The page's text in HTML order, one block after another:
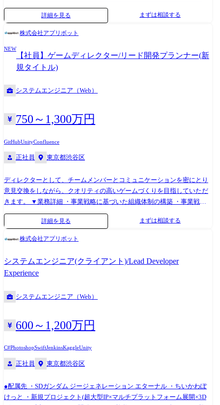
値向上と日立グループの事業拡大への貢献をめざす。
場での通信/モニタリング用のIoTシステム、AIによる自動文字起こし、
社内向けの中古品フリマアプリ、Web会議システム、社内チャットツー
きっかけとなることもあれば、自分で起案することもできます。 ・他部
署からの依頼の場合、チーム内で案件オークションを実施し担当者を決
めます。 ※社内通貨「Will」を活用 ●使用技術の例
Pi/Arduino/Transformer …など ※開発の際のプログラミング言語は担当者
レで開発しています。
詳細を見る まずは相談する
株式会社アプリボット
NEW
【社員】ゲームディレクター/リード開発プランナー(新
規タイトル)
システムエンジニア（Web）
750～1,300万円
GitHubUnityConfluence
正社員 東京都渋谷区
ディレクターとして、チームメンバーとコミュニケーションを密にとり
意見交換をしながら、クオリティの高いゲームづくりを目指していただ
きます。 ▼業務詳細 ・事業戦略に基づいた組織体制の構築 ・事業戦略
を実現するための開発フロー改善 ・プロデューサー、PM、各部門との
連携、調整 ・チーム内での課題洗い出し、シューティング ・その他チー
ムマネジメントやゲームプランナーとしての業務 ※お強みやご希望に応
詳細を見る まずは相談する
株式会社アプリボット
システムエンジニア(クライアント)/Lead Developer
Experience
システムエンジニア（Web）
600～1,200万円
C#PhotoshopSwiftJenkinsKaggleUnity
正社員 東京都渋谷区
●配属先 ・SDガンダム ジージェネレーション エターナル ・ちいかわぽ
けっと ・新規プロジェクト(超大型IP×マルチプラットフォーム展開×3D